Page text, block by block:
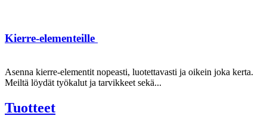
Kierre-elementeille
Asenna kierre-elementit nopeasti, luotettavasti ja oikein joka kerta.
Meiltä löydät työkalut ja tarvikkeet sekä...
Tuotteet